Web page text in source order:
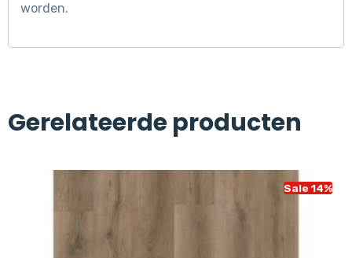
worden.
Gerelateerde producten
Sale 14%